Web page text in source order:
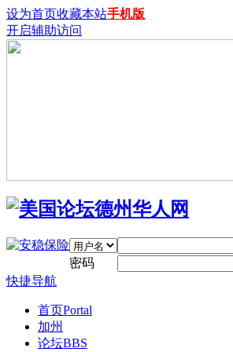
设为首页收藏本站手机版
开启辅助访问
密码
快捷导航
首页Portal
加州
论坛BBS